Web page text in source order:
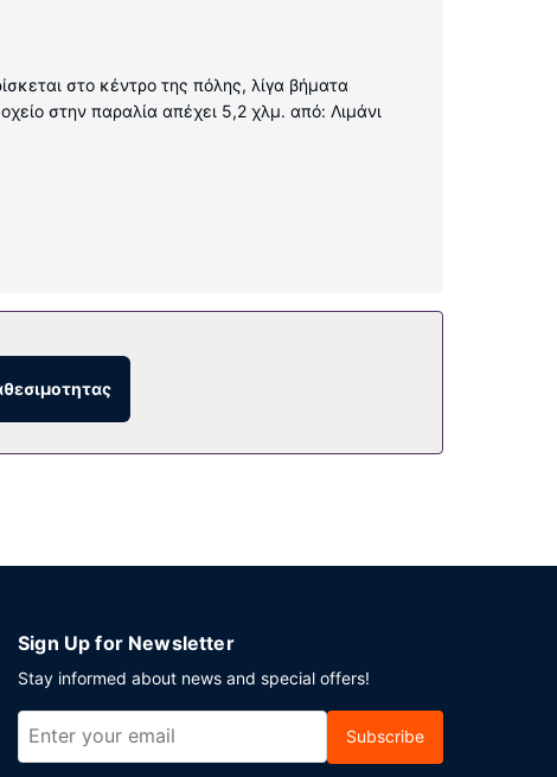
στο κέντρο της πόλης, λίγα βήματα
στην παραλία απέχει 5,2 χλμ. από: Λιμάνι
LED. Με τη δωρεάν ενσύρματη κι ασύρματη
γυμναστήριο. Σε αυτό το ξενοδοχείο θα
καφετέρια, ενώ παρέχεται και 24ωρo room
Sign Up for Newsletter
Stay informed about news and special offers!
Subscribe